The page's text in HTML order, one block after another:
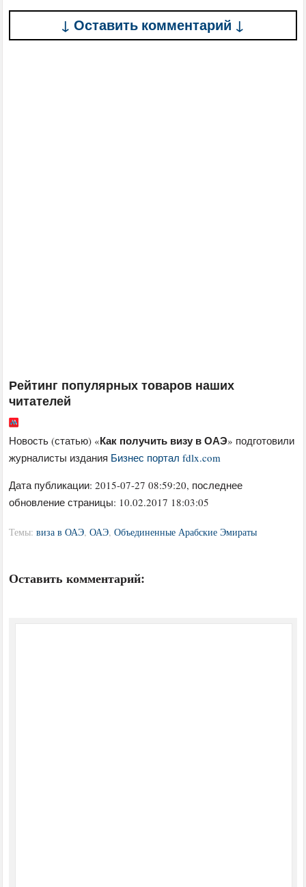
↓ Оставить комментарий ↓
Рейтинг популярных товаров наших
читателей
Новость (статью) «Как получить визу в ОАЭ» подготовили
журналисты издания Бизнес портал fdlx.com
Дата публикации:2015-07-27 08:59:20, последнее
обновление страницы: 10.02.2017 18:03:05
Темы:виза в ОАЭ,ОАЭ,Объединенные Арабские Эмираты
Оставить комментарий: